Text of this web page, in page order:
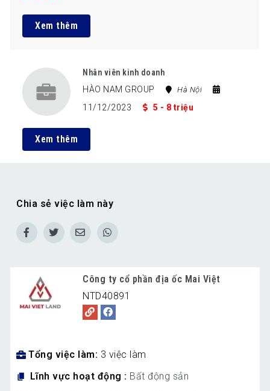
Xem thêm
Nhân viên kinh doanh
HÀO NAM GROUP
Hà Nội
11/12/2023 5 - 8 triệu
Xem thêm
Chia sẻ việc làm này
Công ty cổ phần địa ốc Mai Việt
NTD40891
Tổng việc làm
3 việc làm
Lĩnh vực hoạt động
Bất động sản